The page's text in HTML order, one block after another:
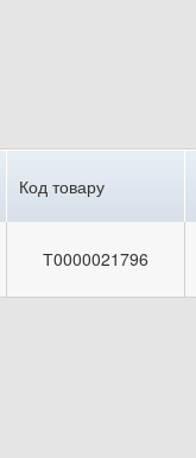
Код товару
Т0000021796